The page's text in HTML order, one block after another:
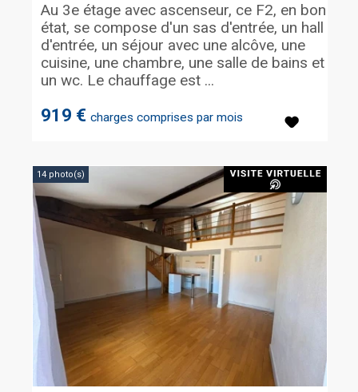
919 € charges comprises par mois
Au 3e étage avec ascenseur, ce F2, en bon
état, se compose d'un sas d'entrée, un hall
d'entrée, un séjour avec une alcôve, une
cuisine, une chambre, une salle de bains et
un wc. Le chauffage est ...
14 photo(s)